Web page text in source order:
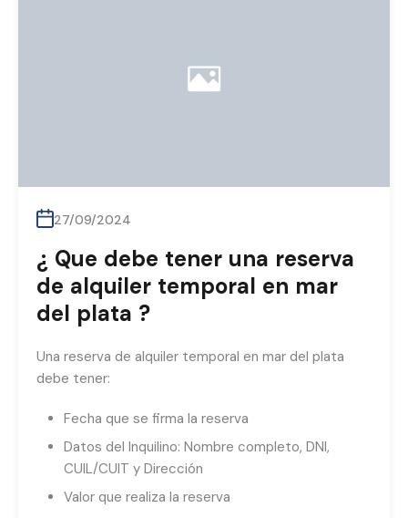
27/09/2024
¿ Que debe tener una reserva
de alquiler temporal en mar
del plata ?
Una reserva de alquiler temporal en mar del plata
debe tener:
Fecha que se firma la reserva
Datos del Inquilino: Nombre completo, DNI,
CUIL/CUIT y Dirección
Valor que realiza la reserva